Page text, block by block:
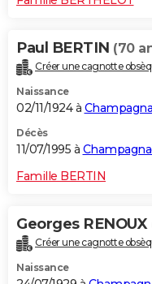
Paul BERTIN (70
Créer une cagnotte
Naissance
02/11/1924 à
Décès
11/07/1995 à
Famille BERTIN
Georges RENOUX
Créer une cagnotte
Naissance